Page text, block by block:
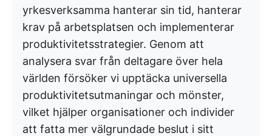
yrkesverksamma hanterar sin tid, hanterar
krav på arbetsplatsen och implementerar
produktivitetsstrategier. Genom att
analysera svar från deltagare över hela
världen försöker vi upptäcka universella
produktivitetsutmaningar och mönster,
vilket hjälper organisationer och individer
att fatta mer välgrundade beslut i sitt